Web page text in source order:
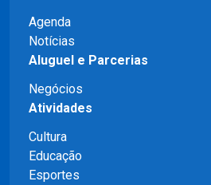
Agenda
Notícias
Aluguel e Parcerias
Negócios
Atividades
Cultura
Educação
Esportes